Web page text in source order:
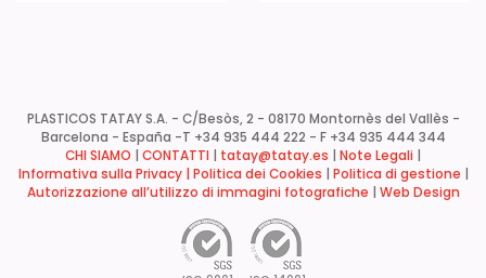
PLASTICOS TATAY S.A. - C/Besòs, 2 - 08170 Montornès del Vallès -
Barcelona - España -T +34 935 444 222 - F +34 935 444 344
CHI SIAMO
CONTATTI tatay@tatay.es Note Legali
Informativa sulla Privacy | Politica dei Cookies Politica di gestione
Autorizzazione all’utilizzo di immagini fotografiche
Web Design